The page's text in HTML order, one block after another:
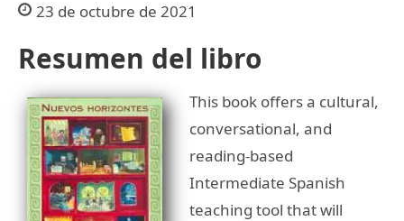
23 de octubre de 2021
Resumen del libro
This book offers a cultural,
conversational, and
reading-based
Intermediate Spanish
teaching tool that will